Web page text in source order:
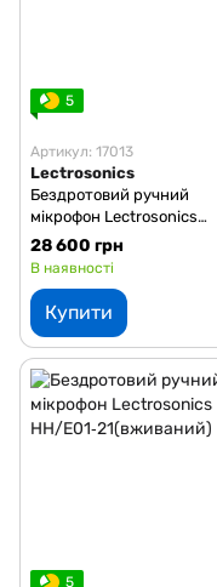
5
Артикул: 17013
Lectrosonics
Бездротовий ручний
мікрофон Lectrosonics
HHa/E01-B1 в комплекті з
HHC (вживаний)
28 600 грн
В наявності
Купити
5